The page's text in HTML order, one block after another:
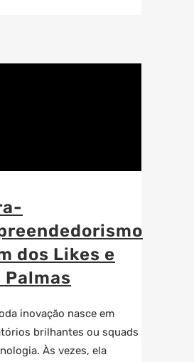
dos Likes e
Palmas
inovação nasce em
brilhantes ou squads
Às vezes, ela